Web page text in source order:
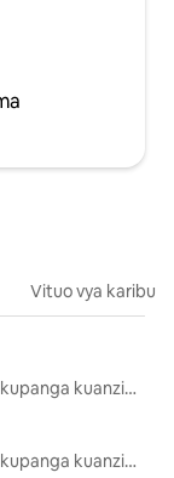
Vituo vya karibu
Nyumba za kupanga kuanzia mwezi mmoja
Nyumba za kupanga kuanzia mwezi mmoja